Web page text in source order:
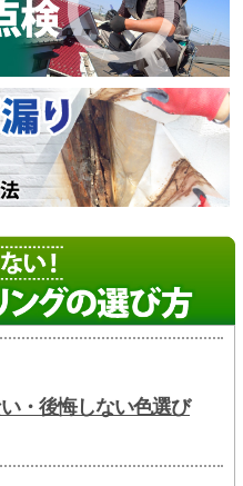
・後悔しない色選び